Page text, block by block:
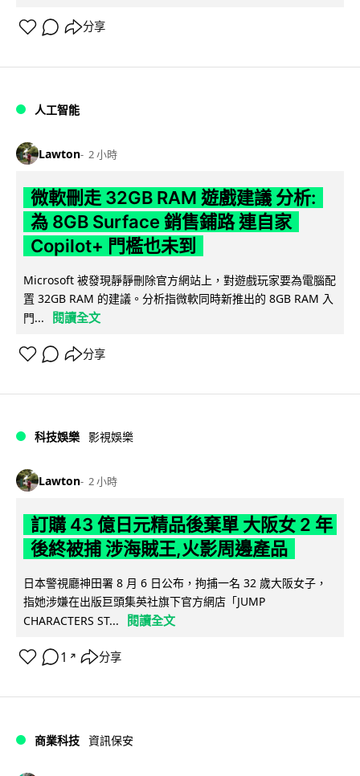
分享
人工智能
Lawton 2 小時
微軟刪走 32GB RAM 遊戲建議 分析:
為 8GB Surface 銷售鋪路 連自家
Copilot+ 門檻也未到
Microsoft 被發現靜靜刪除官方網站上，對遊戲玩家要為電腦配
置 32GB RAM 的建議。分析指微軟同時新推出的 8GB RAM 入
門...
閱讀全文
分享
科技娛樂 影視娛樂
Lawton 2 小時
訂購 43 億日元精品後棄單 大阪女 2 年
後終被捕 涉海賊王,火影周邊產品
日本警視廳神田署 8 月 6 日公布，拘捕一名 32 歲大阪女子，
指她涉嫌在出版巨頭集英社旗下官方網店「JUMP
CHARACTERS ST...
閱讀全文
1 ↗ 分享
商業科技 資訊保安